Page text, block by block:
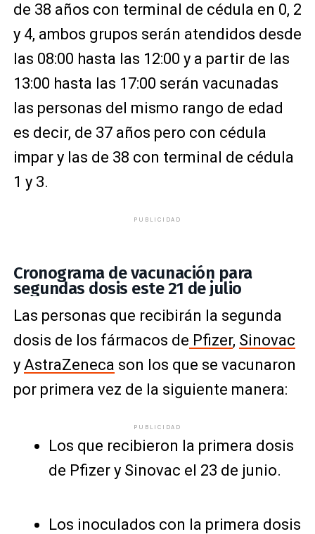
de 38 años con terminal de cédula en 0, 2
y 4, ambos grupos serán atendidos desde
las 08:00 hasta las 12:00 y a partir de las
13:00 hasta las 17:00 serán vacunadas
las personas del mismo rango de edad
es decir, de 37 años pero con cédula
impar y las de 38 con terminal de cédula
1 y 3.
PUBLICIDAD
Cronograma de vacunación para
segundas dosis este 21 de julio
Las personas que recibirán la segunda
dosis de los fármacos de Pfizer, Sinovac
y AstraZeneca son los que se vacunaron
por primera vez de la siguiente manera:
PUBLICIDAD
Los que recibieron la primera dosis
de Pfizer y Sinovac el 23 de junio.
Los inoculados con la primera dosis